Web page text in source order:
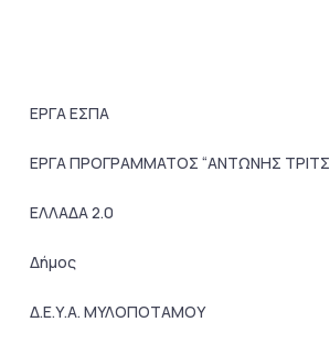
ΕΡΓΑ ΕΣΠΑ
ΕΡΓΑ ΠΡΟΓΡΑΜΜΑΤΟΣ “ΑΝΤΩΝΗΣ
ΕΛΛΑΔΑ 2.0
Δήμος
Δ.Ε.Υ.Α. ΜΥΛΟΠΟΤΑΜΟΥ